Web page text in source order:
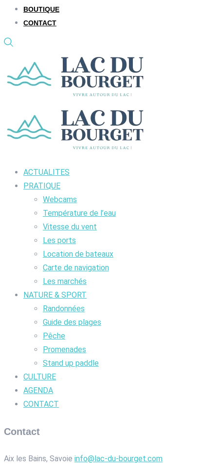
BOUTIQUE
CONTACT
ACTUALITES
PRATIQUE
Webcams
Température de l’eau
Vitesse du vent
Les ports
Location de bateaux
Carte de navigation
Les marchés
NATURE & SPORT
Randonnées
Guide des plages
Pêche
Promenades
Stand up paddle
CULTURE
AGENDA
CONTACT
Contact
Aix les Bains, Savoie info@lac-du-bourget.com